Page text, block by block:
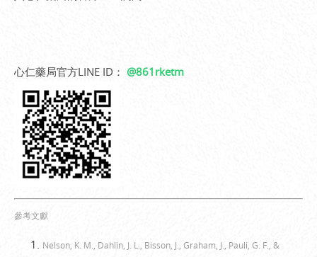
心仁藥局官方LINE ID： @861rketm
參考文獻
Nelson, K. M., Dahlin, J. L., Bisson, J., Graham, J., Pauli, G. F., &